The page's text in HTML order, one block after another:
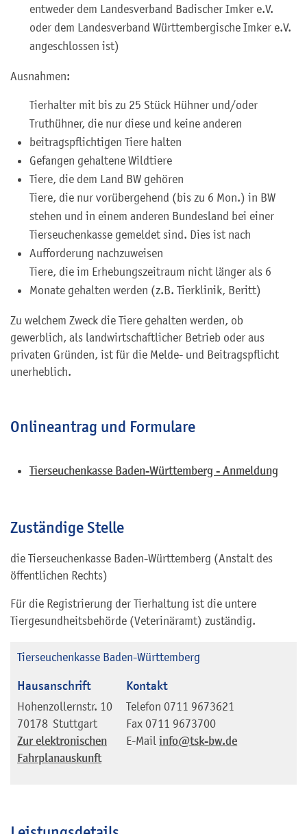
entweder dem Landesverband Badischer Imker e.V.
oder dem Landesverband Württembergische Imker e.V.
angeschlossen ist)
Ausnahmen:
Tierhalter mit bis zu 25 Stück Hühner und/oder
Truthühner, die nur diese und keine anderen
beitragspflichtigen Tiere halten
Gefangen gehaltene Wildtiere
Tiere, die dem Land BW gehören
Tiere, die nur vorübergehend (bis zu 6 Mon.) in BW
stehen und in einem anderen Bundesland bei einer
Tierseuchenkasse gemeldet sind. Dies ist nach
Aufforderung nachzuweisen
Tiere, die im Erhebungszeitraum nicht länger als 6
Monate gehalten werden (z.B. Tierklinik, Beritt)
Zu welchem Zweck die Tiere gehalten werden, ob
gewerblich, als landwirtschaftlicher Betrieb oder aus
privaten Gründen, ist für die Melde- und Beitragspflicht
unerheblich.
Onlineantrag und Formulare
Tierseuchenkasse Baden-Württemberg - Anmeldung
Zuständige Stelle
die Tierseuchenkasse Baden-Württemberg (Anstalt des
öffentlichen Rechts)
Für die Registrierung der Tierhaltung ist die untere
Tiergesundheitsbehörde (Veterinäramt) zuständig.
Tierseuchenkasse Baden-Württemberg
Hausanschrift
Hohenzollernstr. 10
70178 Stuttgart
Zur elektronischen
Fahrplanauskunft
Kontakt
Telefon 0711 9673621
Fax 0711 9673700
E-Mail info@tsk-bw.de